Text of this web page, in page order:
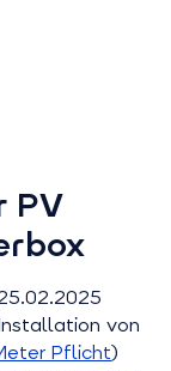
PV
von
Pflicht)